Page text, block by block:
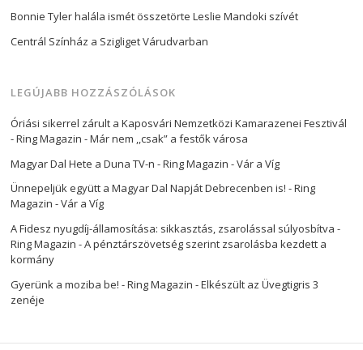
Bonnie Tyler halála ismét összetörte Leslie Mandoki szívét
Centrál Színház a Szigliget Várudvarban
LEGÚJABB HOZZÁSZÓLÁSOK
Óriási sikerrel zárult a Kaposvári Nemzetközi Kamarazenei Fesztivál
- Ring Magazin -Már nem ,,csak” a festők városa
Magyar Dal Hete a Duna TV-n - Ring Magazin -Vár a Víg
Ünnepeljük együtt a Magyar Dal Napját Debrecenben is! - Ring
Magazin -Vár a Víg
A Fidesz nyugdíj-államosítása: sikkasztás, zsarolással súlyosbítva -
Ring Magazin -A pénztárszövetség szerint zsarolásba kezdett a
kormány
Gyerünk a moziba be! - Ring Magazin -Elkészült az Üvegtigris 3
zenéje